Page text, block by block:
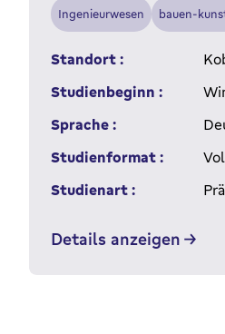
Ingenieurwesen bauen-
Standort :
Studienbeginn :
Sprache :
Studienformat :
Studienart :
Details anzeigen